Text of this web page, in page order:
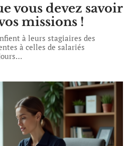
vous devez savoir
missions !
à leurs stagiaires des
à celles de salariés
…